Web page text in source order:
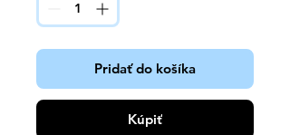
Pridať do košíka
Kúpiť